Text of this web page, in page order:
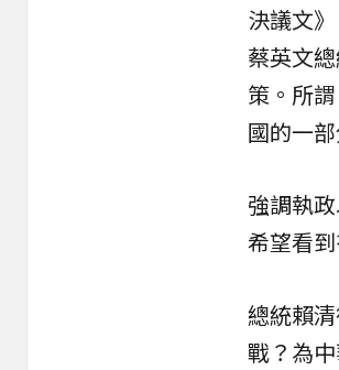
決議文
蔡英文
策。所
國的一
強調執
希望看
總統賴
戰？為